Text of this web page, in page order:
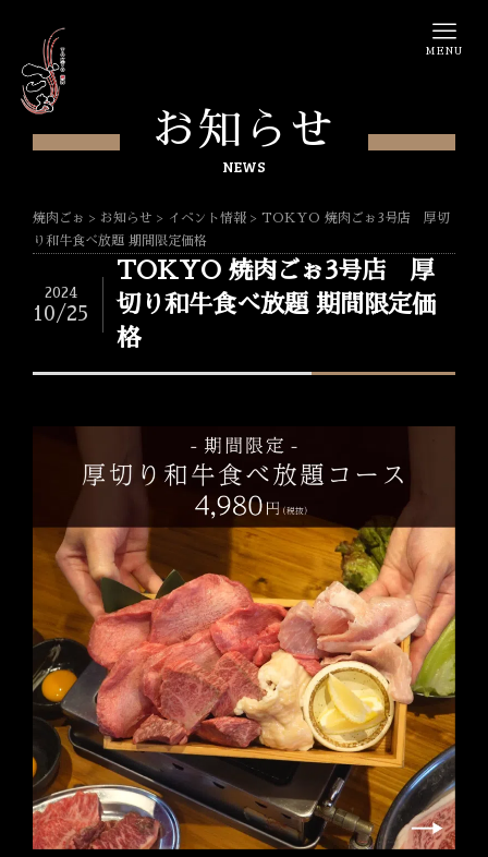
MENU
お知らせ
NEWS
焼肉ごぉ > お知らせ > イベント情報 > TOKYO 焼肉ごぉ3号店 厚切
り和牛食べ放題 期間限定価格
TOKYO 焼肉ごぉ3号店 厚
切り和牛食べ放題 期間限定価
格
2024
10/25